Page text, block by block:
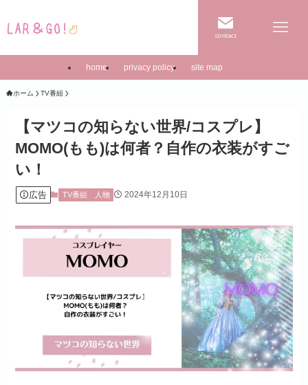
contact
home privacy policy site map
ホーム TV番組
【マツコの知らない世界/コスプレ】
MOMO(もも)は何者？自作の衣装がすご
い！
広告 TV番組 人物 2024年12月10日